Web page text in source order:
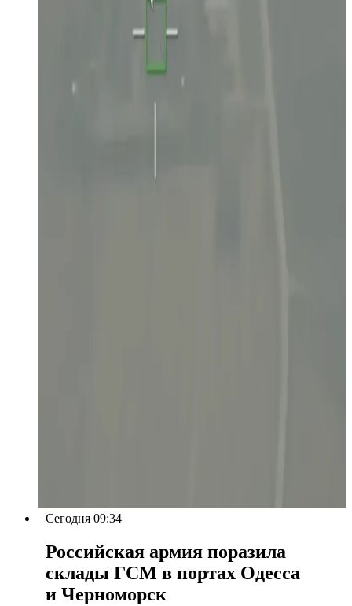
Сегодня 09:34
Российская армия поразила
склады ГСМ в портах Одесса
и Черноморск